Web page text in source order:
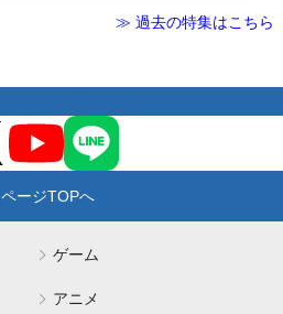
≫ 過去の特集はこちら
ページTOPへ
ゲーム
アニメ